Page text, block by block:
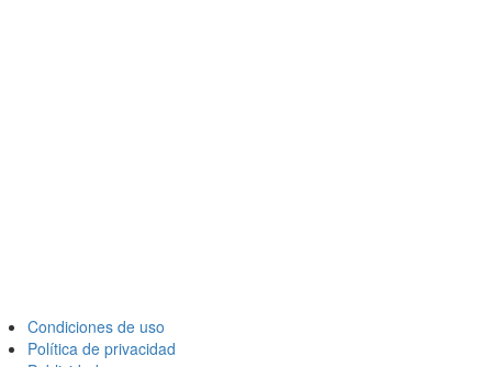
Condiciones de uso
Política de privacidad